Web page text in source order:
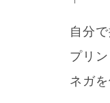
自分
プリ
ネガ